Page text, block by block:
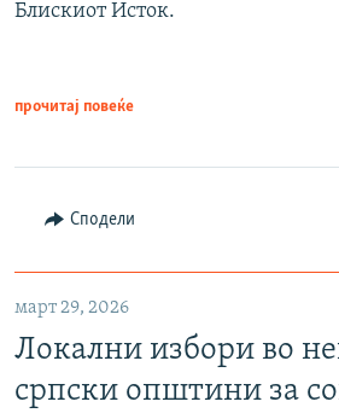
Блискиот Исток.
прочитај повеќе
Сподели
март 29, 2026
Локални избори во
српски општини за